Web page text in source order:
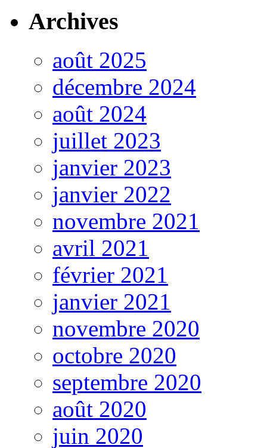
Archives
août 2025
décembre 2024
août 2024
juillet 2023
janvier 2023
janvier 2022
novembre 2021
avril 2021
février 2021
janvier 2021
novembre 2020
octobre 2020
septembre 2020
août 2020
juin 2020